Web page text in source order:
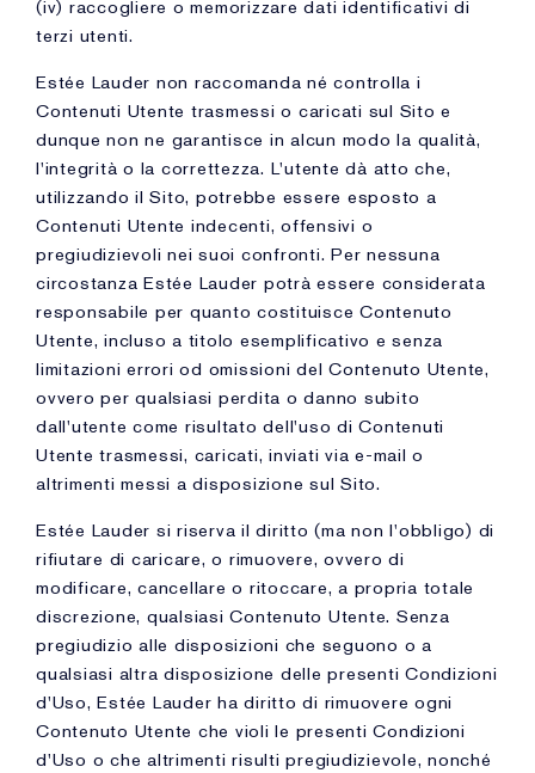
(iv) raccogliere o memorizzare dati identificativi di
terzi utenti.
Estée Lauder non raccomanda né controlla i
Contenuti Utente trasmessi o caricati sul Sito e
dunque non ne garantisce in alcun modo la qualità,
l'integrità o la correttezza. L'utente dà atto che,
utilizzando il Sito, potrebbe essere esposto a
Contenuti Utente indecenti, offensivi o
pregiudizievoli nei suoi confronti. Per nessuna
circostanza Estée Lauder potrà essere considerata
responsabile per quanto costituisce Contenuto
Utente, incluso a titolo esemplificativo e senza
limitazioni errori od omissioni del Contenuto Utente,
ovvero per qualsiasi perdita o danno subito
dall'utente come risultato dell'uso di Contenuti
Utente trasmessi, caricati, inviati via e-mail o
altrimenti messi a disposizione sul Sito.
Estée Lauder si riserva il diritto (ma non l'obbligo) di
rifiutare di caricare, o rimuovere, ovvero di
modificare, cancellare o ritoccare, a propria totale
discrezione, qualsiasi Contenuto Utente. Senza
pregiudizio alle disposizioni che seguono o a
qualsiasi altra disposizione delle presenti Condizioni
d'Uso, Estée Lauder ha diritto di rimuovere ogni
Contenuto Utente che violi le presenti Condizioni
d'Uso o che altrimenti risulti pregiudizievole, nonché